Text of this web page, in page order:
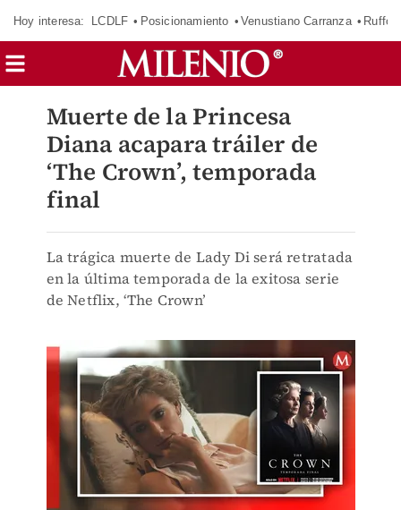
Hoy interesa: LCDLF Posicionamiento Venustiano Carranza Ruffo
Muerte de la Princesa
Diana acapara tráiler de
‘The Crown’, temporada
final
La trágica muerte de Lady Di será retratada
en la última temporada de la exitosa serie
de Netflix, ‘The Crown’